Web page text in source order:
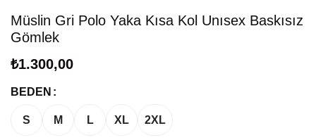
Müslin Gri Polo Yaka Kısa Kol Unısex Baskısız
Gömlek
₺
BEDEN
S M L XL 2XL